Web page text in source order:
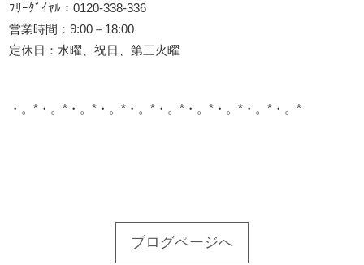
ﾌﾘｰﾀﾞｲﾔﾙ：0120-338-336
営業時間：9:00－18:00
定休日：水曜、祝日、第三火曜
・。*・。*・。*・。*・。*・。*・。*・。*・。*・。*
ブログページへ